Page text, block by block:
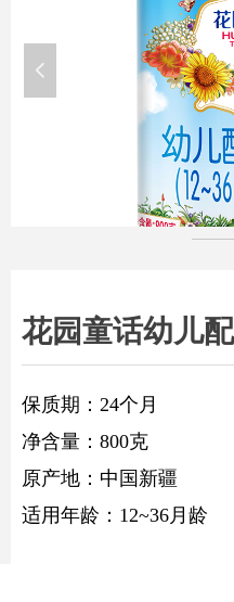
花园童话幼儿
保质期：24个月
净含量：800克
原产地：中国新疆
适用年龄：12~36月龄
넳